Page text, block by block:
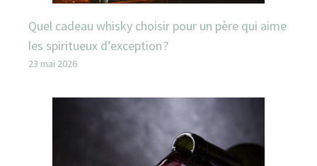
Quel cadeau whisky choisir pour un père qui aime
les spiritueux d’exception ?
23 mai 2026